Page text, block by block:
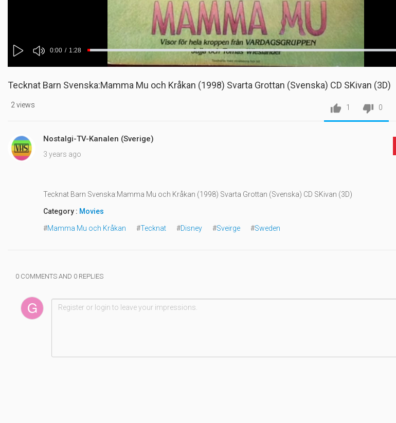
Play
MuteCurrent
Time
0:00 / Duration
1:28 Loaded:
Progress:
Tecknat Barn Svenska:Mamma Mu och Kråkan (1998) Svarta Grottan (Svenska) CD SKivan (3D)
2 views  1  0
Nostalgi-TV-Kanalen (Sverige)
3 years ago
Tecknat Barn Svenska:Mamma Mu och Kråkan (1998) Svarta Grottan (Svenska) CD SKivan (3D)
Category : Movies
#Mamma Mu och Kråkan #Tecknat #Disney #Sveirge #Sweden
0 COMMENTS AND 0 REPLIES